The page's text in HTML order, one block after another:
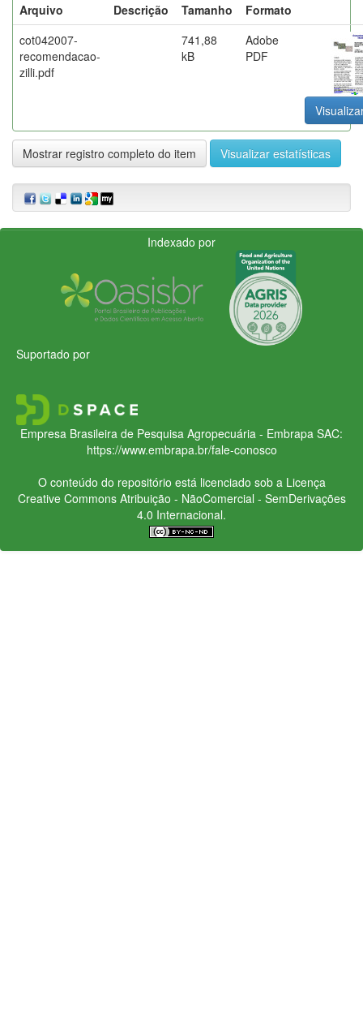
Arquivo
Descrição Tamanho
Formato
cot042007-
recomendacao-
zilli.pdf
741,88
kB
Adobe
PDF
Mostrar registro completo do item Visualizar estatísticas
Indexado por
Suportado por
Empresa Brasileira de Pesquisa Agropecuária - Embrapa SAC:
https://www.embrapa.br/fale-conosco
O conteúdo do repositório está licenciado sob a Licença
Creative CommonsAtribuição - NãoComercial - SemDerivações
4.0 Internacional.